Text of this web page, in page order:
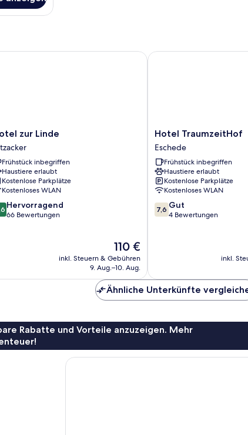
zur Linde
Frühstück inbegriffen
Haustiere erlaubt
Kostenlose Parkplätze
Kostenloses WLAN
Hervorragend
66 Bewertungen
Der
Preis
beträgt
110 €
inkl. Steuern & Gebühren
9. Aug.–10. Aug.
zur Linde
Hotel
TraumzeitHof
Eschede
Hotel TraumzeitHof
Eschede
Frühstück inbegriffen
Haustiere erlaubt
Kostenlose Parkplätze
Kostenloses WLAN
7.6
von
7,6 Gut
4 Bewertungen
inkl.
Hotel TraumzeitHof
Ähnliche Unterkünfte
Rabatte und Vorteile anzuzeigen. Mehr